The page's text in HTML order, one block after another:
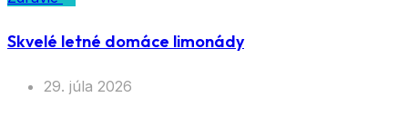
Skvelé letné domáce limonády
29. júla 2026